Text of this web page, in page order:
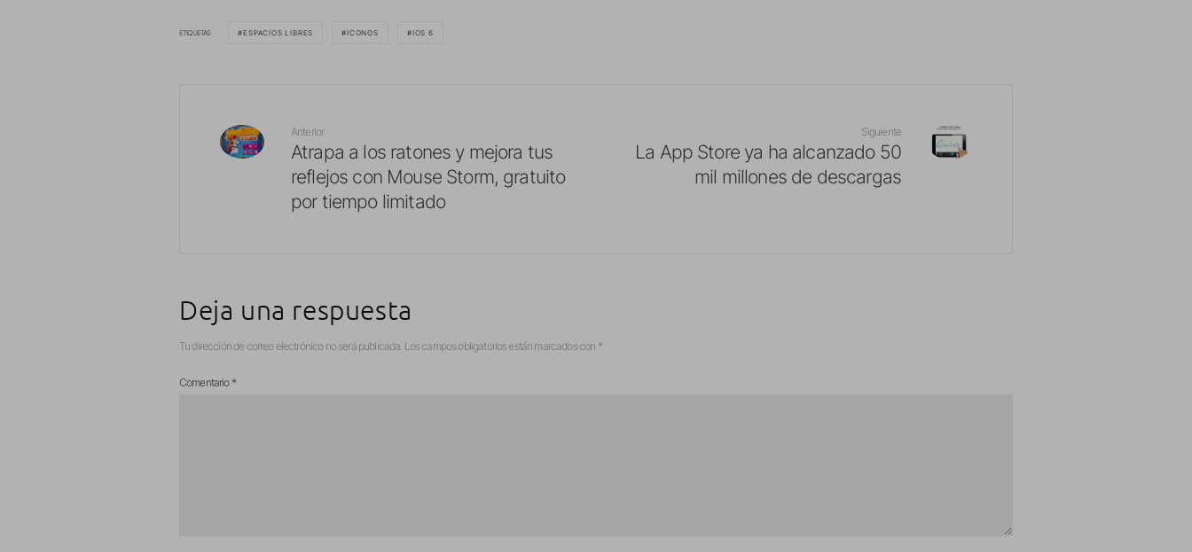
ETIQUETAS ESPACIOS LIBRES ICONOS IOS 6
Anterior
Atrapa a los ratones y mejora tus
reflejos con Mouse Storm, gratuito
por tiempo limitado
Siguiente
La App Store ya ha alcanzado 50
mil millones de descargas
Deja una respuesta
Tu dirección de correo electrónico no será publicada. Los campos obligatorios están marcados con *
Comentario *